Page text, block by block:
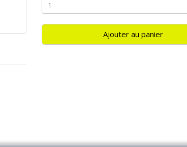
Ajouter au panier